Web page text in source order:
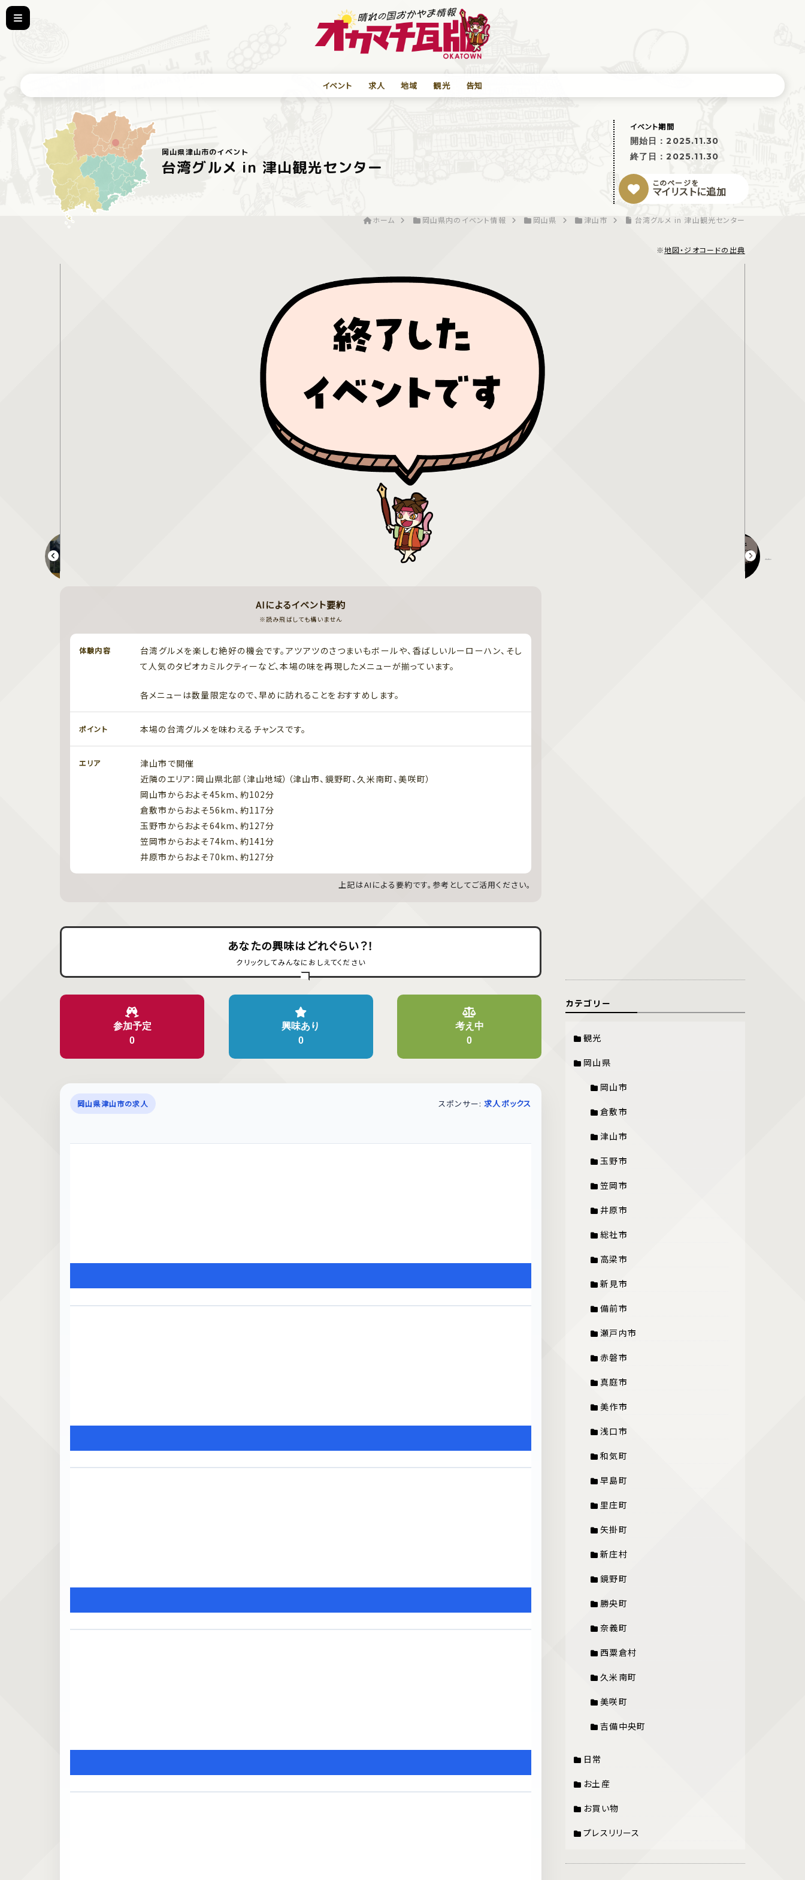
イベント 求人 地域 観光 告知
岡山県津山市のイベント
台湾グルメ in 津山観光センター
イベント期間
開始日：2025.11.30
終了日：2025.11.30
このページを
マイリストに追加
ホーム 岡山県内のイベント情報 岡山県 津山市 台湾グルメ in 津山観光センター
※地図・ジオコードの出典
AIによるイベント要約
※読み飛ばしても構いません
体験内容
台湾グルメを楽しむ絶好の機会です。アツアツのさつまいもボールや、香ばしいルーローハン、そし
て人気のタピオカミルクティーなど、本場の味を再現したメニューが揃っています。
各メニューは数量限定なので、早めに訪れることをおすすめします。
ポイント 本場の台湾グルメを味わえるチャンスです。
エリア
津山市で開催
近隣のエリア：岡山県北部（津山地域）（津山市、鏡野町、久米南町、美咲町）
岡山市からおよそ45km、約102分
倉敷市からおよそ56km、約117分
玉野市からおよそ64km、約127分
笠岡市からおよそ74km、約141分
井原市からおよそ70km、約127分
上記はAIによる要約です。参考としてご活用ください。
あなたの興味はどれぐらい？！
クリックしてみんなにおしえてください
参加予定
0
興味あり
0
考え中
0
岡山県津山市の求人 スポンサー:求人ボックス
カテゴリー
観光
岡山県
岡山市
倉敷市
津山市
玉野市
笠岡市
井原市
総社市
高梁市
新見市
備前市
瀬戸内市
赤磐市
真庭市
美作市
浅口市
和気町
早島町
里庄町
矢掛町
新庄村
鏡野町
勝央町
奈義町
西粟倉村
久米南町
美咲町
吉備中央町
日常
お土産
お買い物
プレスリリース